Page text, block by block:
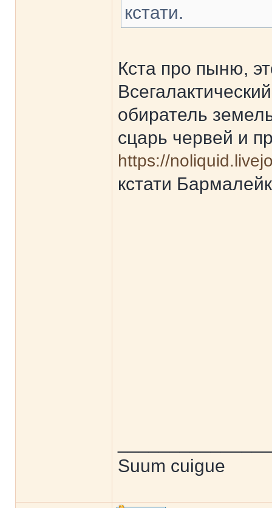
кстати.
Кста про пыню,
обиратель
сцарь червей и
https://
кстати
Suum cuigue